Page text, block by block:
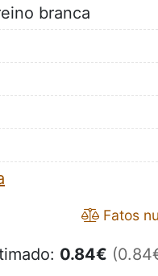
branca
Fatos
0.84€